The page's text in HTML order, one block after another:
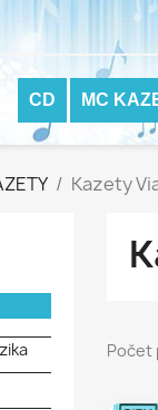
CD MC
Kazety
Počet